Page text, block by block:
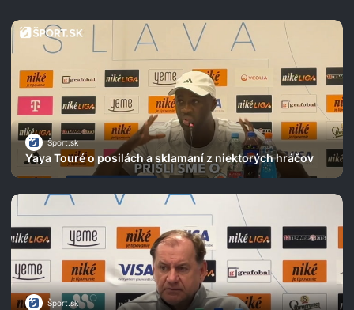
Šport.sk
Yaya Touré o posilách a sklamaní z niektorých hráčov
Šport.sk